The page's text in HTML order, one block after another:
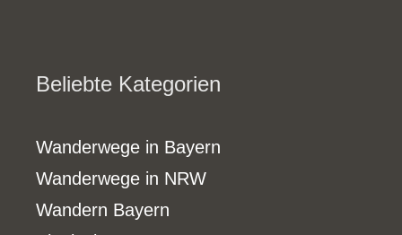
Beliebte Kategorien
Wanderwege in Bayern
Wanderwege in NRW
Wandern Bayern